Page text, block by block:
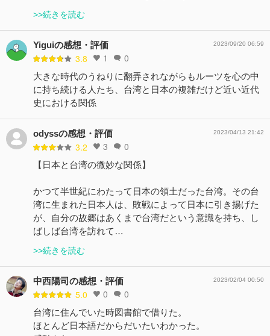
>>続きを読む
Yiguiの感想・評価
3.8 1 0
2023/09/20 06:59
大きな時代のうねりに翻弄されながらもルーツを心の中
に持ち続ける人たち、台湾と日本の複雑だけど近い近代
史における関係
odyssの感想・評価
3.2 3 0
2023/04/13 21:42
【日本と台湾の微妙な関係】
かつて半世紀にわたって日本の領土だった台湾。その台
湾に生まれた日本人は、敗戦によって日本に引き揚げた
が、自分の故郷はあくまで台湾だという意識を持ち、し
ばしば台湾を訪れて…
>>続きを読む
中西陽司の感想・評価
5.0 0 0
2023/02/04 00:50
台湾に住んでいた時図書館で借りた。
ほとんど日本語だからだいたいわかった。